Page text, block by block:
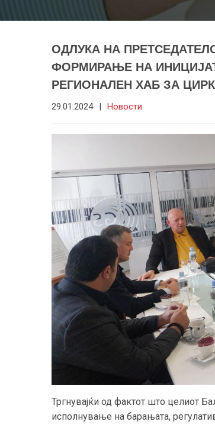
ОДЛУКА НА
ФОРМИРАЊЕ НА
РЕГИОНАЛЕН ХАБ ЗА
29.01.2024 | Новости
Тргнувајќи од фактот што целиот
исполнување на барањата,